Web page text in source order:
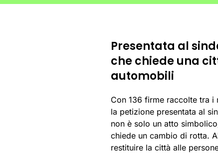
Presentata al
che chiede una
automobili
Con 136 firme raccolte tra i
la petizione presentata al
non è solo un atto
chiede un cambio di rotta.
restituire la città alle